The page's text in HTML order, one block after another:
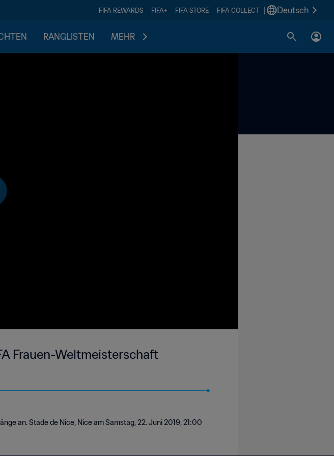
FIFA REWARDS FIFA+ FIFA STORE FIFA COLLECT Deutsch
RANGLISTEN MEHR
Frauen-Weltmeisterschaft
an. Stade de Nice, Nice am Samstag, 22. Juni 2019, 21:00